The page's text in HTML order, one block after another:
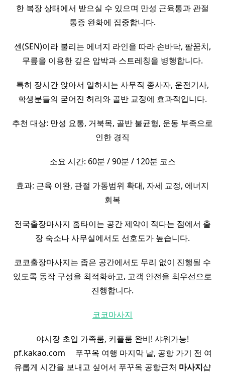
한 복장 상태에서 받으실 수 있으며 만성 근육통과 관절
통증 완화에 집중합니다.
센(SEN)이라 불리는 에너지 라인을 따라 손바닥, 팔꿈치,
무릎을 이용한 깊은 압박과 스트레칭을 병행합니다.
특히 장시간 앉아서 일하시는 사무직 종사자, 운전기사,
학생분들의 굳어진 허리와 골반 교정에 효과적입니다.
추천 대상: 만성 요통, 거북목, 골반 불균형, 운동 부족으로
인한 경직
소요 시간: 60분 / 90분 / 120분 코스
효과: 근육 이완, 관절 가동범위 확대, 자세 교정, 에너지
회복
전국출장마사지 홈타이는 공간 제약이 적다는 점에서 출
장 숙소나 사무실에서도 선호도가 높습니다.
코코출장마사지는 좁은 공간에서도 무리 없이 진행될 수
있도록 동작 구성을 최적화하고, 고객 안전을 최우선으로
진행합니다.
코코마사지
야시장 초입 가족룸, 커플룸 완비! 샤워가능!
pf.kakao.com ​ ​ ​ ​ 푸꾸옥 여행 마지막 날, 공항 가기 전 여
유롭게 시간을 보내고 싶어서 푸꾸옥 공항근처 마사지샵